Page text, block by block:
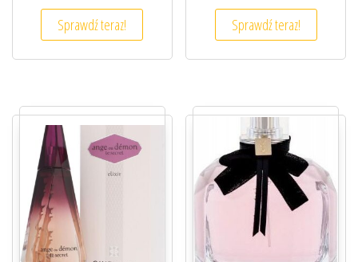
Sprawdź teraz! Sprawdź teraz!